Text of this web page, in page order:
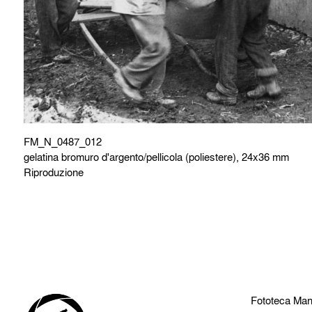
FM_N_0487_012
gelatina bromuro d'argento/pellicola (poliestere), 24x36 mm
Riproduzione
Fototeca